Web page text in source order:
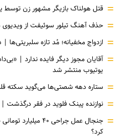
= قتل هولناک بازیگر مشهور زن
= حذف آهنگ تیلور سوئیفت از ویدیوی
= ازدواج مخفیانه؛ مُد تازه سلبریتی‌ها
= آقایان مجوز دیگر فایده ندارد |
یوتیوب منتشر شد
= ستاره دهه شصتی‌ها می‌گوید سکته
= نوازنده پینک فلوید در فقر درگذشت
=
جنجال عمل جراحی ۴۰
کرد؟